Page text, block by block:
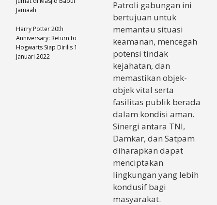
Patroli gabungan ini
bertujuan untuk
memantau situasi
keamanan, mencegah
potensi tindak
kejahatan, dan
memastikan objek-
objek vital serta
fasilitas publik berada
dalam kondisi aman.
Sinergi antara TNI,
Damkar, dan Satpam
diharapkan dapat
menciptakan
lingkungan yang lebih
kondusif bagi
masyarakat.
Jamaah
Harry Potter 20th
Anniversary: Return to
Hogwarts Siap Dirilis 1
Januari 2022